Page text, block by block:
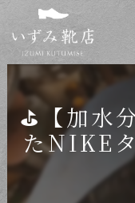
⛳️【加水
たNIKE